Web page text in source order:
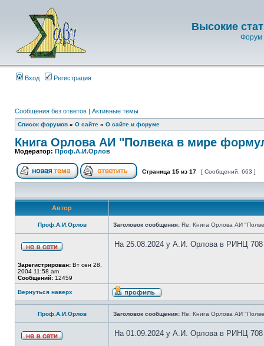
Высокие
Форум
Вход Регистрация
Сообщения без ответов | Активные темы
Список форумов » О сайте » О сайте и форуме
Книга Орлова АИ "Полвека в мире
Модератор: Проф.А.И.Орлов
Страница 15 из 17 [ Сообщений: 663 ]
Автор
Проф.А.И.Орлов Заголовок сообщения: Re: Книга Орлова АИ
Зарегистрирован: Вт сен 28,
2004 11:58 am
Сообщений: 12459
На 25.08.2024 у А.И. Орлова в РИНЦ 708
Вернуться наверх
Проф.А.И.Орлов Заголовок сообщения: Re: Книга Орлова АИ
На 01.09.2024 у А.И. Орлова в РИНЦ 708